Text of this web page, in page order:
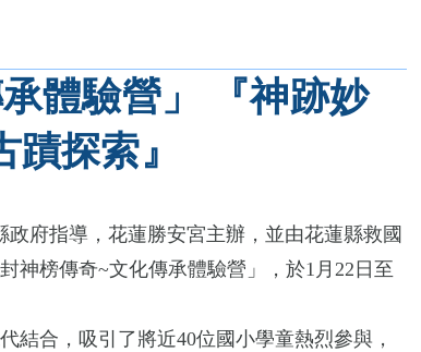
體驗營」 『神跡妙
探索』
政府指導，花蓮勝安宮主辦，並由花蓮縣救國
神榜傳奇~文化傳承體驗營」，於1月22日至
結合，吸引了將近40位國小學童熱烈參與，